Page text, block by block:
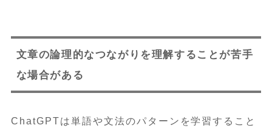
文章の論理的なつながりを理解することが苦手
な場合がある
ChatGPTは単語や文法のパターンを学習すること